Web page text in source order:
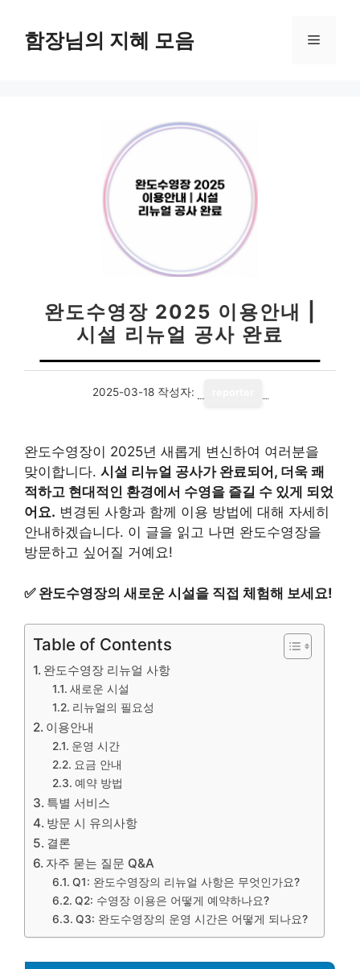
함장님의 지혜 모음 메
완도수영장 2025 이용안내 |
시설 리뉴얼 공사 완료
2025-03-18 작성자:
완도수영장이 2025년 새롭게 변신하여 여러분을
맞이합니다. 시설 리뉴얼 공사가 완료되어, 더욱 쾌
적하고 현대적인 환경에서 수영을 즐길 수 있게 되었
어요. 변경된 사항과 함께 이용 방법에 대해 자세히
안내하겠습니다. 이 글을 읽고 나면 완도수영장을
방문하고 싶어질 거예요!
✅ 완도수영장의 새로운 시설을 직접 체험해 보세요!
Table of Contents
완도수영장 리뉴얼 사항
새로운 시설
리뉴얼의 필요성
이용안내
운영 시간
요금 안내
예약 방법
특별 서비스
방문 시 유의사항
결론
자주 묻는 질문 Q&A
Q1: 완도수영장의 리뉴얼 사항은 무엇인가요?
Q2: 수영장 이용은 어떻게 예약하나요?
Q3: 완도수영장의 운영 시간은 어떻게 되나요?